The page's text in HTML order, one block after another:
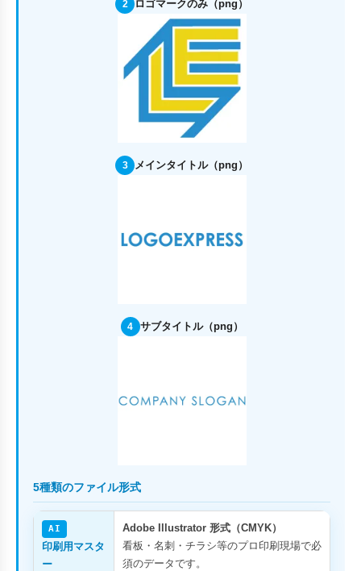
2 ロゴマークのみ（png）
3 メインタイトル（png）
4 サブタイトル（png）
5種類のファイル形式
AI
印刷用マスタ
ー
Adobe Illustrator 形式（CMYK）
看板・名刺・チラシ等のプロ印刷現場で必
須のデータです。